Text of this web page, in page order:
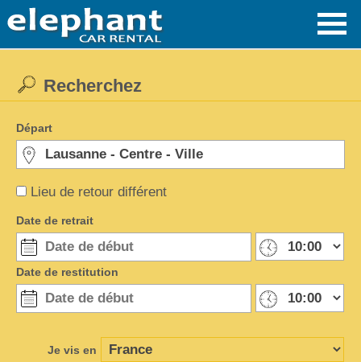
Lieu de retour différent
Recherchez
Départ
Date de retrait
Date de restitution
Je vis en